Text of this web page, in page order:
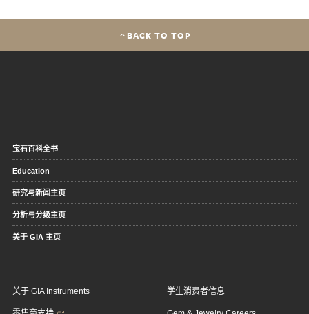
BACK TO TOP
宝石百科全书
Education
研究与新闻主页
分析与分级主页
关于 GIA 主页
关于 GIA Instruments 学生消费者信息